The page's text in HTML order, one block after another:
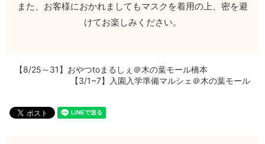
また、お客様におかれましてもマスクを着用の上、密を避
けてお楽しみください。
【8/25～31】おやつtoまるしぇ＠木の葉モール橋本
【3/1~7】入園入学準備マルシェ＠木の葉モール